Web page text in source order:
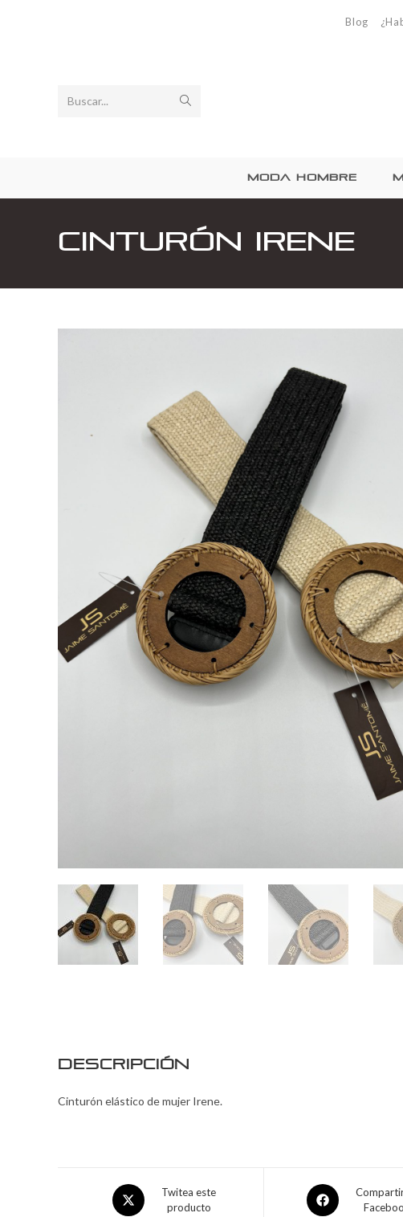
Blog
Buscar...
MODA HOMBRE
Cinturón Irene
Descripción
Cinturón elástico de mujer Irene.
Twitea este
producto